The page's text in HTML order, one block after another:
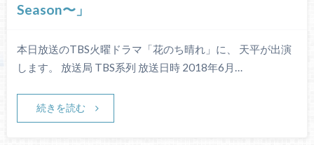
Season〜」
本日放送のTBS火曜ドラマ「花のち晴れ」に、 天平が出演
します。 放送局 TBS系列 放送日時 2018年6月…
続きを読む